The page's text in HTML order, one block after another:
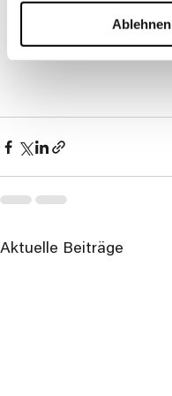
Ablehnen
Aktuelle Beiträge